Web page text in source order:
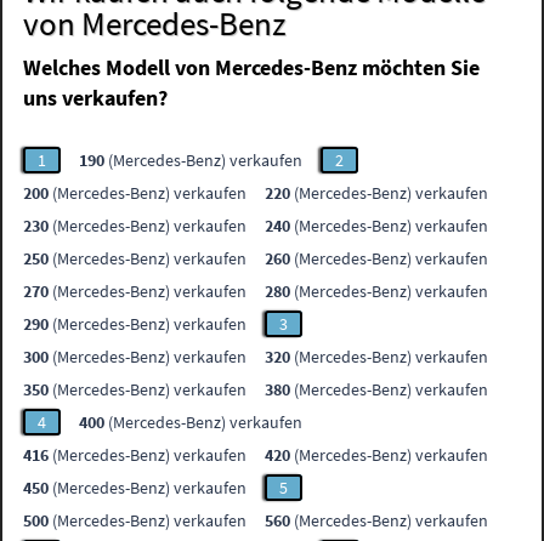
von Mercedes-Benz
Welches Modell von Mercedes-Benz möchten Sie
uns verkaufen?
1 190 (Mercedes-Benz) verkaufen
2
200 (Mercedes-Benz) verkaufen 220 (Mercedes-Benz) verkaufen
230 (Mercedes-Benz) verkaufen 240 (Mercedes-Benz) verkaufen
250 (Mercedes-Benz) verkaufen 260 (Mercedes-Benz) verkaufen
270 (Mercedes-Benz) verkaufen 280 (Mercedes-Benz) verkaufen
290 (Mercedes-Benz) verkaufen
3
300 (Mercedes-Benz) verkaufen 320 (Mercedes-Benz) verkaufen
350 (Mercedes-Benz) verkaufen 380 (Mercedes-Benz) verkaufen
4
400 (Mercedes-Benz) verkaufen
416 (Mercedes-Benz) verkaufen 420 (Mercedes-Benz) verkaufen
450 (Mercedes-Benz) verkaufen
5
500 (Mercedes-Benz) verkaufen 560 (Mercedes-Benz) verkaufen